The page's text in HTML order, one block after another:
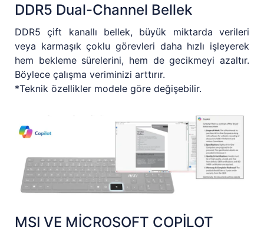
DDR5 Dual-Channel Bellek
DDR5 çift kanallı bellek, büyük miktarda verileri
veya karmaşık çoklu görevleri daha hızlı işleyerek
hem bekleme sürelerini, hem de gecikmeyi azaltır.
Böylece çalışma veriminizi arttırır.
*Teknik özellikler modele göre değişebilir.
MSI VE MİCROSOFT COPİLOT